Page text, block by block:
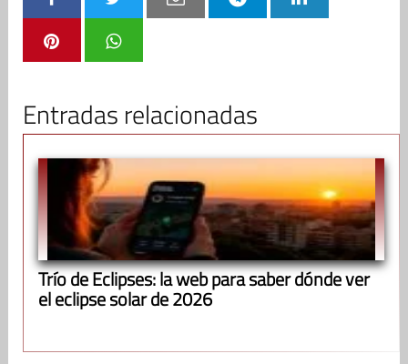
Entradas relacionadas
Trío de Eclipses: la web para saber dónde ver
el eclipse solar de 2026